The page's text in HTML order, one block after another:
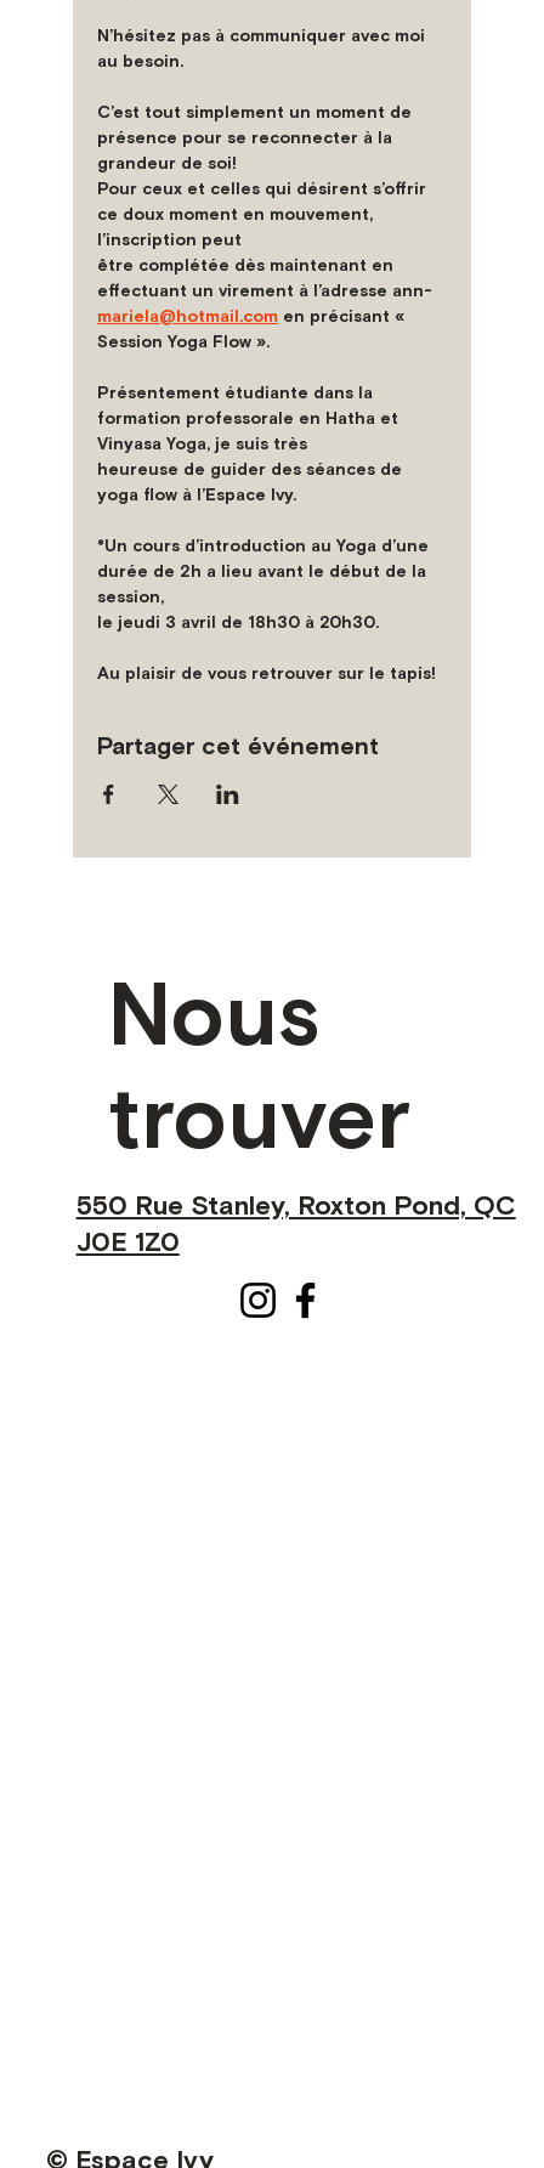
N’hésitez pas à communiquer avec moi
au besoin.
C’est tout simplement un moment de
présence pour se reconnecter à la
grandeur de soi!
Pour ceux et celles qui désirent s’offrir
ce doux moment en mouvement,
l’inscription peut
être complétée dès maintenant en
effectuant un virement à l’adresse ann-
mariela@hotmail.com en précisant «
Session Yoga Flow ».
Présentement étudiante dans la
formation professorale en Hatha et
Vinyasa Yoga, je suis très
heureuse de guider des séances de
yoga flow à l’Espace Ivy.
*Un cours d’introduction au Yoga d’une
durée de 2h a lieu avant le début de la
session,
le jeudi 3 avril de 18h30 à 20h30.
Au plaisir de vous retrouver sur le tapis!
Partager cet événement
Nous
trouver
550 Rue Stanley, Roxton Pond, QC
J0E 1Z0
© Espace Ivy